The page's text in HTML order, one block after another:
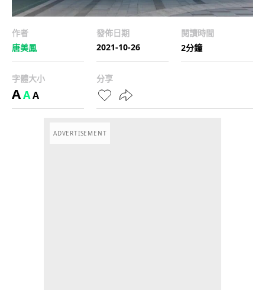
作者
唐美鳳
發佈日期
2021-10-26
閱讀時間
2分鐘
字體大小
AAA
分享
ADVERTISEMENT